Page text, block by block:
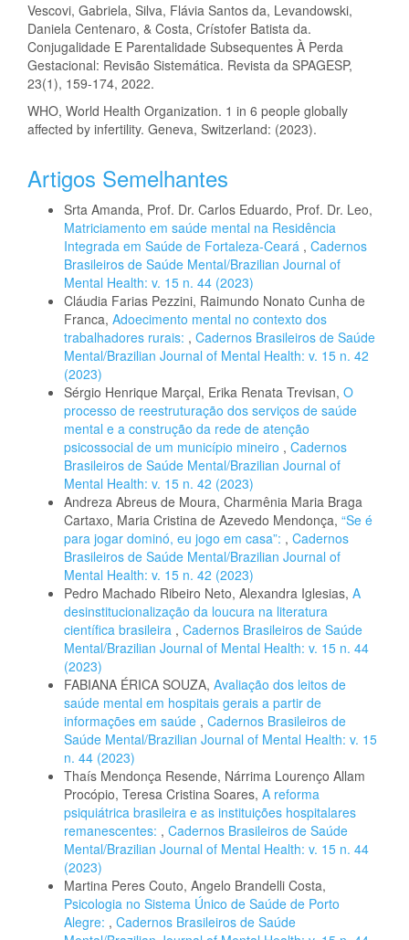
Vescovi, Gabriela, Silva, Flávia Santos da, Levandowski,
Daniela Centenaro, & Costa, Crístofer Batista da.
Conjugalidade E Parentalidade Subsequentes À Perda
Gestacional: Revisão Sistemática. Revista da SPAGESP,
23(1), 159-174, 2022.
WHO, World Health Organization. 1 in 6 people globally
affected by infertility. Geneva, Switzerland: (2023).
Artigos Semelhantes
Srta Amanda, Prof. Dr. Carlos Eduardo, Prof. Dr. Leo,
Matriciamento em saúde mental na Residência
Integrada em Saúde de Fortaleza-Ceará , Cadernos
Brasileiros de Saúde Mental/Brazilian Journal of
Mental Health: v. 15 n. 44 (2023)
Cláudia Farias Pezzini, Raimundo Nonato Cunha de
Franca, Adoecimento mental no contexto dos
trabalhadores rurais: , Cadernos Brasileiros de Saúde
Mental/Brazilian Journal of Mental Health: v. 15 n. 42
(2023)
Sérgio Henrique Marçal, Erika Renata Trevisan, O
processo de reestruturação dos serviços de saúde
mental e a construção da rede de atenção
psicossocial de um município mineiro , Cadernos
Brasileiros de Saúde Mental/Brazilian Journal of
Mental Health: v. 15 n. 42 (2023)
Andreza Abreus de Moura, Charmênia Maria Braga
Cartaxo, Maria Cristina de Azevedo Mendonça, “Se é
para jogar dominó, eu jogo em casa”: , Cadernos
Brasileiros de Saúde Mental/Brazilian Journal of
Mental Health: v. 15 n. 42 (2023)
Pedro Machado Ribeiro Neto, Alexandra Iglesias, A
desinstitucionalização da loucura na literatura
científica brasileira , Cadernos Brasileiros de Saúde
Mental/Brazilian Journal of Mental Health: v. 15 n. 44
(2023)
FABIANA ÉRICA SOUZA, Avaliação dos leitos de
saúde mental em hospitais gerais a partir de
informações em saúde , Cadernos Brasileiros de
Saúde Mental/Brazilian Journal of Mental Health: v. 15
n. 44 (2023)
Thaís Mendonça Resende, Nárrima Lourenço Allam
Procópio, Teresa Cristina Soares, A reforma
psiquiátrica brasileira e as instituições hospitalares
remanescentes: , Cadernos Brasileiros de Saúde
Mental/Brazilian Journal of Mental Health: v. 15 n. 44
(2023)
Martina Peres Couto, Angelo Brandelli Costa,
Psicologia no Sistema Único de Saúde de Porto
Alegre: , Cadernos Brasileiros de Saúde